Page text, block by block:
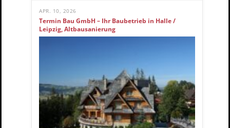
APR. 10, 2026
Termin Bau GmbH – Ihr Baubetrieb in Halle /
Leipzig, Altbausanierung